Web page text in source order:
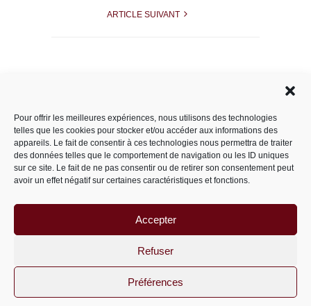
Pour offrir les meilleures expériences, nous utilisons des technologies
telles que les cookies pour stocker et/ou accéder aux informations des
appareils. Le fait de consentir à ces technologies nous permettra de traiter
des données telles que le comportement de navigation ou les ID uniques
sur ce site. Le fait de ne pas consentir ou de retirer son consentement peut
avoir un effet négatif sur certaines caractéristiques et fonctions.
Accepter
Refuser
Préférences
ARTICLE SUIVANT
Catégories